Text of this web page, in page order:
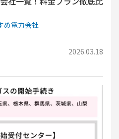
め電力会社
2026.03.18